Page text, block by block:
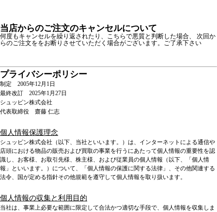
当店からのご注文のキャンセルについて
何度もキャンセルを繰り返されたり、こちらで悪質と判断した場合、 次回か
らのご注文ををお断りさせていただく場合がございます。ご了承下さい
プライバシーポリシー
制定 2005年12月1日
最終改訂 2025年1月27日
シュッピン株式会社
代表取締役 齋藤 仁志
個人情報保護理念
シュッピン株式会社（以下、当社といいます。）は、インターネットによる通信や
店頭における物品の販売および買取の事業を行うにあたって個人情報の重要性を認
識し、お客様、お取引先様、株主様、および従業員の個人情報（以下、「個人情
報」といいます。）について、「個人情報の保護に関する法律」、その他関連する
法令、国が定める指針その他規範を遵守して個人情報を取り扱います。
個人情報の収集と利用目的
当社は、事業上必要な範囲に限定して合法かつ適切な手段で、個人情報を収集しま